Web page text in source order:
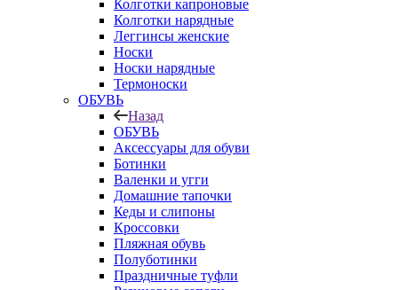
Колготки капроновые
Колготки нарядные
Леггинсы женские
Носки
Носки нарядные
Термоноски
ОБУВЬ
Назад
ОБУВЬ
Аксессуары для обуви
Ботинки
Валенки и угги
Домашние тапочки
Кеды и слипоны
Кроссовки
Пляжная обувь
Полуботинки
Праздничные туфли